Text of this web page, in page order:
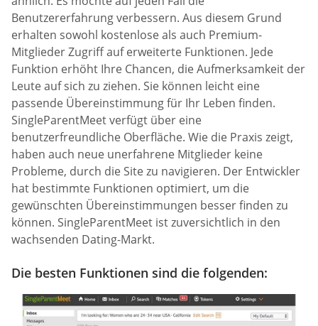
Benutzererfahrung verbessern. Aus diesem Grund
erhalten sowohl kostenlose als auch Premium-
Mitglieder Zugriff auf erweiterte Funktionen. Jede
Funktion erhöht Ihre Chancen, die Aufmerksamkeit der
Leute auf sich zu ziehen. Sie können leicht eine
passende Übereinstimmung für Ihr Leben finden.
SingleParentMeet verfügt über eine
benutzerfreundliche Oberfläche. Wie die Praxis zeigt,
haben auch neue unerfahrene Mitglieder keine
Probleme, durch die Site zu navigieren. Der Entwickler
hat bestimmte Funktionen optimiert, um die
gewünschten Übereinstimmungen besser finden zu
können. SingleParentMeet ist zuversichtlich in den
wachsenden Dating-Markt.
Die besten Funktionen sind die folgenden: